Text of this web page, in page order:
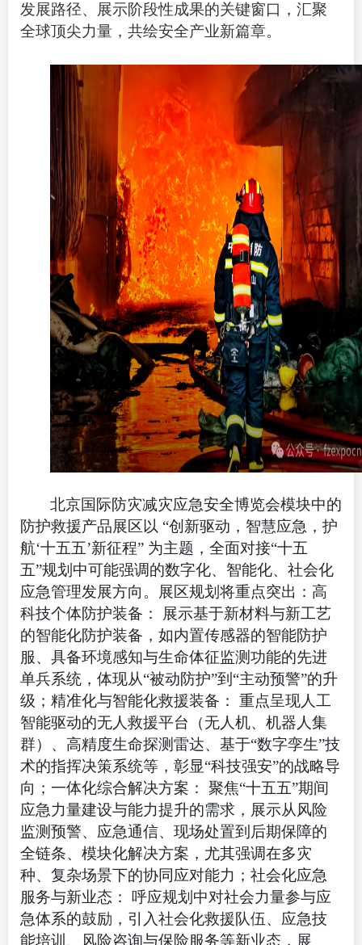
发展路径、展示阶段性成果的关键窗口，汇聚
全球顶尖力量，共绘安全产业新篇章。
北京国际防灾减灾应急安全博览会模块中的
防护救援产品展区以 “创新驱动，智慧应急，护
航‘十五五’新征程” 为主题，全面对接“十五
五”规划中可能强调的数字化、智能化、社会化
应急管理发展方向。展区规划将重点突出：高
科技个体防护装备： 展示基于新材料与新工艺
的智能化防护装备，如内置传感器的智能防护
服、具备环境感知与生命体征监测功能的先进
单兵系统，体现从“被动防护”到“主动预警”的升
级；精准化与智能化救援装备： 重点呈现人工
智能驱动的无人救援平台（无人机、机器人集
群）、高精度生命探测雷达、基于“数字孪生”技
术的指挥决策系统等，彰显“科技强安”的战略导
向；一体化综合解决方案： 聚焦“十五五”期间
应急力量建设与能力提升的需求，展示从风险
监测预警、应急通信、现场处置到后期保障的
全链条、模块化解决方案，尤其强调在多灾
种、复杂场景下的协同应对能力；社会化应急
服务与新业态： 呼应规划中对社会力量参与应
急体系的鼓励，引入社会化救援队伍、应急技
能培训、风险咨询与保险服务等新业态，展